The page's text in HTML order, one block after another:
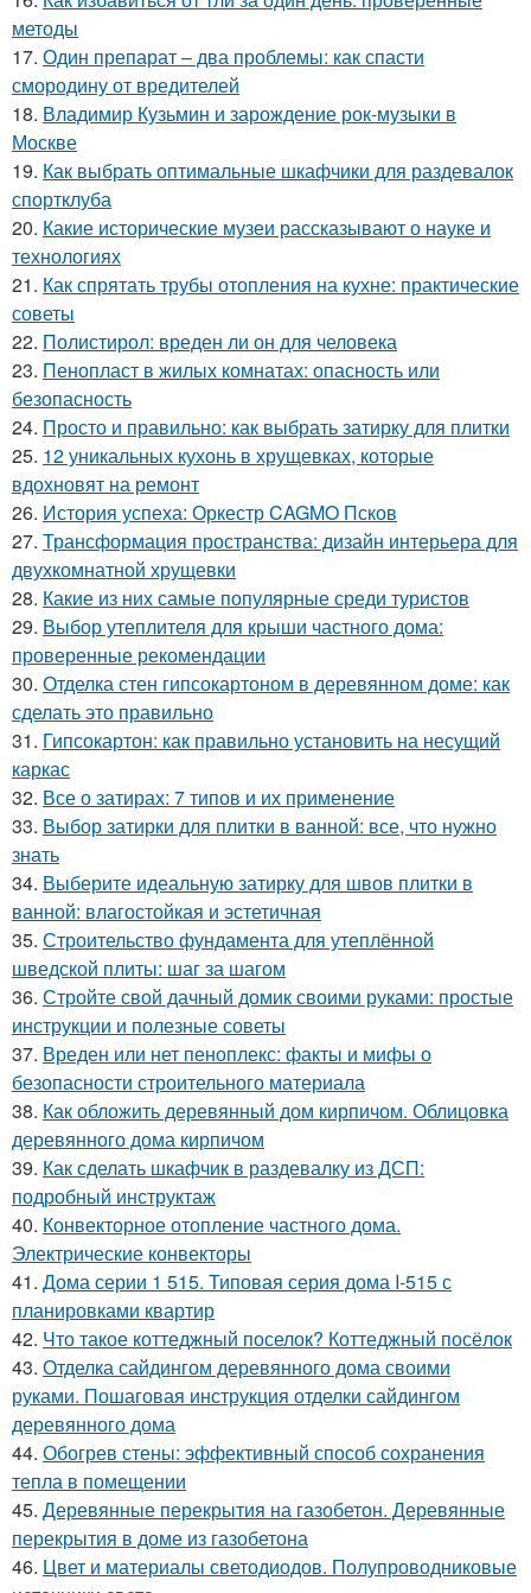
методы
17. Один препарат – два проблемы: как спасти
смородину от вредителей
18. Владимир Кузьмин и зарождение рок-музыки в
Москве
19. Как выбрать оптимальные шкафчики для раздевалок
спортклуба
20. Какие исторические музеи рассказывают о науке и
технологиях
21. Как спрятать трубы отопления на кухне: практические
советы
22. Полистирол: вреден ли он для человека
23. Пенопласт в жилых комнатах: опасность или
безопасность
24. Просто и правильно: как выбрать затирку для плитки
25. 12 уникальных кухонь в хрущевках, которые
вдохновят на ремонт
26. История успеха: Оркестр CAGMO Псков
27. Трансформация пространства: дизайн интерьера для
двухкомнатной хрущевки
28. Какие из них самые популярные среди туристов
29. Выбор утеплителя для крыши частного дома:
проверенные рекомендации
30. Отделка стен гипсокартоном в деревянном доме: как
сделать это правильно
31. Гипсокартон: как правильно установить на несущий
каркас
32. Все о затирах: 7 типов и их применение
33. Выбор затирки для плитки в ванной: все, что нужно
знать
34. Выберите идеальную затирку для швов плитки в
ванной: влагостойкая и эстетичная
35. Строительство фундамента для утеплённой
шведской плиты: шаг за шагом
36. Стройте свой дачный домик своими руками: простые
инструкции и полезные советы
37. Вреден или нет пеноплекс: факты и мифы о
безопасности строительного материала
38. Как обложить деревянный дом кирпичом. Облицовка
деревянного дома кирпичом
39. Как сделать шкафчик в раздевалку из ДСП:
подробный инструктаж
40. Конвекторное отопление частного дома.
Электрические конвекторы
41. Дома серии 1 515. Типовая серия дома I-515 с
планировками квартир
42. Что такое коттеджный поселок? Коттеджный посёлок
43. Отделка сайдингом деревянного дома своими
руками. Пошаговая инструкция отделки сайдингом
деревянного дома
44. Обогрев стены: эффективный способ сохранения
тепла в помещении
45. Деревянные перекрытия на газобетон. Деревянные
перекрытия в доме из газобетона
46. Цвет и материалы светодиодов. Полупроводниковые